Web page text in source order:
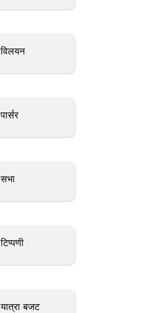
विलयन
पार्सर
सभा
टिप्पणी
यात्रा बजट